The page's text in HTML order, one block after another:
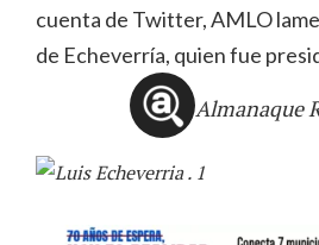
cuenta de Twitter, AMLO
de Echeverría, quien fue
Almanaque